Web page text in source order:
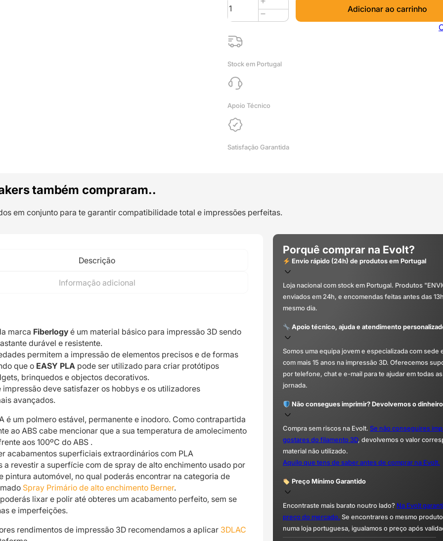
de
Easy
PLA
850g
1
-
Fiberlogy
Adicionar ao carrinho
Stock em Portugal
Apoio Técnico
Satisfação Garantida
também compraram..
em conjunto para te garantir compatibilidade total e impressões perfeitas.
Descrição
Informação adicional
marca Fiberlogy é um material básico para impressão 3D sendo
durável e resistente.
permitem a impressão de elementos precisos e de formas
que o EASY PLA pode ser utilizado para criar protótipos
brinquedos e objectos decorativos.
deve satisfazer os hobbys e os utilizadores
avançados.
é um polmero estável, permanente e inodoro. Como contrapartida
ao ABS cabe mencionar que a sua temperatura de amolecimento
aos 100ºC do ABS .
acabamentos superficiais extraordinários com PLA
a revestir a superfície com de spray de alto enchimento usado por
pintura automóvel, no qual poderás encontrar na categoria de
Spray Primário de alto enchimento Berner.
lixar e polir até obteres um acabamento perfeito, sem se
e imperfeições.
rendimentos de impressão 3D recomendamos a aplicar 3DLAC
Porquê comprar na Evolt?
Envio rápido (24h) de produtos em Portugal
Loja nacional com stock em Portugal. Produtos
enviados em 24h, e encomendas feitas antes das
mesmo dia.
Apoio técnico, ajuda e atendimento
Somos uma equipa jovem e especializada com sede
com mais 15 anos na impressão 3D. Oferecemos
por telefone, chat e e-mail para te ajudar em todas
jornada.
Não consegues imprimir? Devolvemos o
Compra sem riscos na Evolt. Se não conseguires
gostares do filamento 3D, devolvemos o valor
material não utilizado.
Aquilo que tens de saber antes de comprar na Evolt.
Preço Mínimo Garantido
Encontraste mais barato noutro lado? Na Evolt
preço do mercado. Se encontrares o mesmo
numa loja portuguesa, igualamos o preço após